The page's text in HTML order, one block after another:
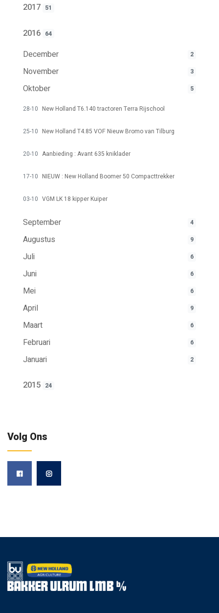
2017 51
2016 64
December 2
November 3
Oktober 5
28-10 New Holland T6.140 tractoren Terra Rijschool
25-10 New Holland T4.85 VOF Nieuw Bromo van Tilburg
20-10 Aanbieding : Avant 635 kniklader
17-10 NIEUW : New Holland Boomer 50 Compacttrekker
03-10 VGM LK 18 kipper Kuiper
September 4
Augustus 9
Juli 6
Juni 6
Mei 6
April 9
Maart 6
Februari 6
Januari 2
2015 24
Volg Ons